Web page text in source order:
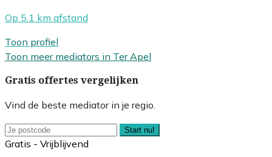
Op 5.1 km afstand
Toon profiel
Toon meer mediators in Ter Apel
Gratis offertes vergelijken
Vind de beste mediator in je regio.
Start nu!
Gratis - Vrijblijvend